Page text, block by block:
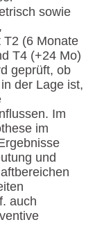
sowie
T2 (6 Monate
T4 (+24 Mo)
geprüft, ob
der Lage ist,
Im
im
und
auch